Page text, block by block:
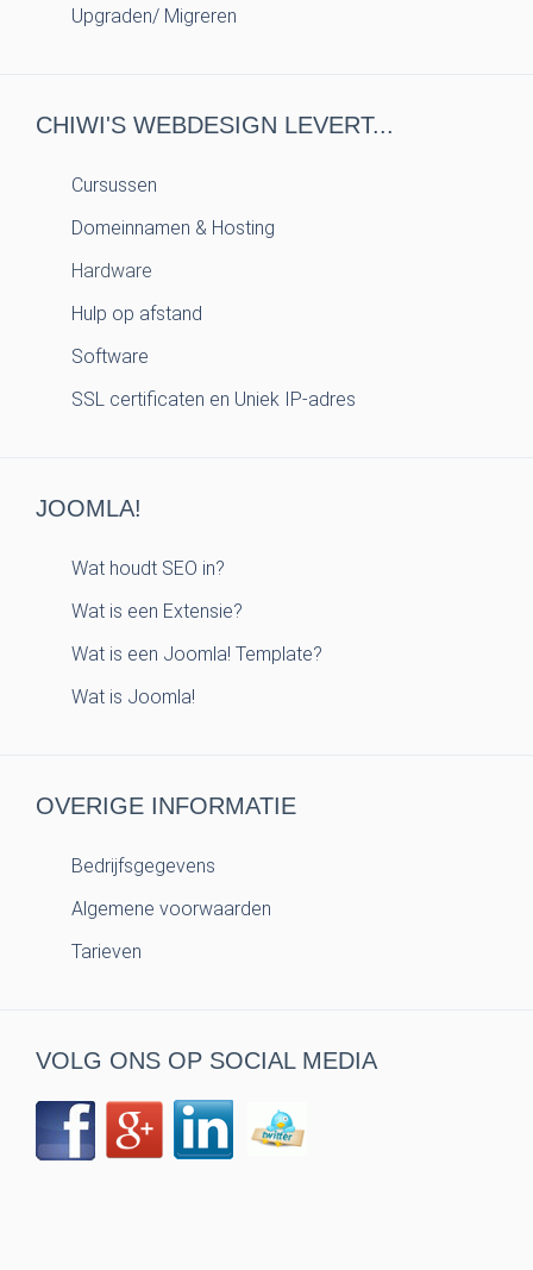
Upgraden/ Migreren
CHIWI'S WEBDESIGN LEVERT...
Cursussen
Domeinnamen & Hosting
Hardware
Hulp op afstand
Software
SSL certificaten en Uniek IP-adres
JOOMLA!
Wat houdt SEO in?
Wat is een Extensie?
Wat is een Joomla! Template?
Wat is Joomla!
OVERIGE INFORMATIE
Bedrijfsgegevens
Algemene voorwaarden
Tarieven
VOLG ONS OP SOCIAL MEDIA